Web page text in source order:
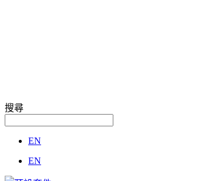
搜尋
EN
EN